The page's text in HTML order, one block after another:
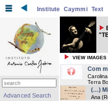
Institute Caymmi Text
VIEW IMAGES
Com
Terra
(…)
Ana
Advanced Search